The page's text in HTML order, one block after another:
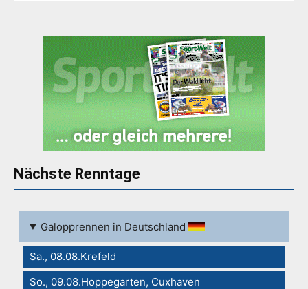
Nächste Renntage
Galopprennen in Deutschland
Sa., 08.08.Krefeld
So., 09.08.Hoppegarten, Cuxhaven